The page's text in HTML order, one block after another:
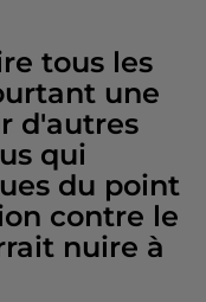
tous les
une
d'autres
qui
du point
contre le
nuire à